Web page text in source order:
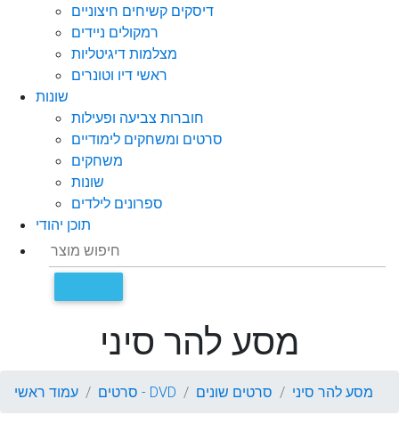
דיסקים קשיחים חיצוניים
רמקולים ניידים
מצלמות דיגיטליות
ראשי דיו וטונרים
שונות
חוברות צביעה ופעילות
סרטים ומשחקים לימודיים
משחקים
שונות
ספרונים לילדים
תוכן יהודי
מסע להר סיני
עמוד ראשי סרטים - DVD סרטים שונים מסע להר סיני